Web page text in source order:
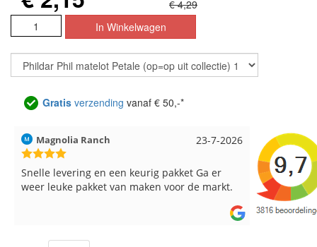
€ 4,29
Gratis verzending vanaf € 50,-*
23-7-2026
Magnolia Ranch
Snelle levering en een keurig pakket Ga er
weer leuke pakket van maken voor de markt.
Hilde uit
Reeds
de service.